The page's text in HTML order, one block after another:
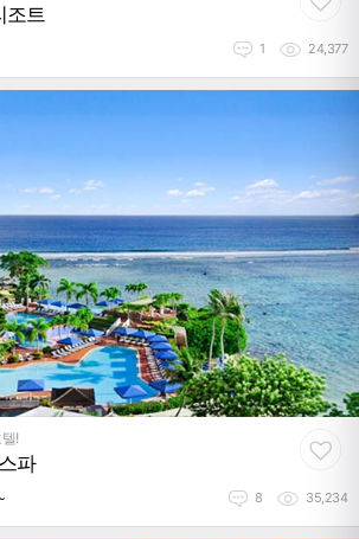
조트
1 24,377
!
파
8 35,234